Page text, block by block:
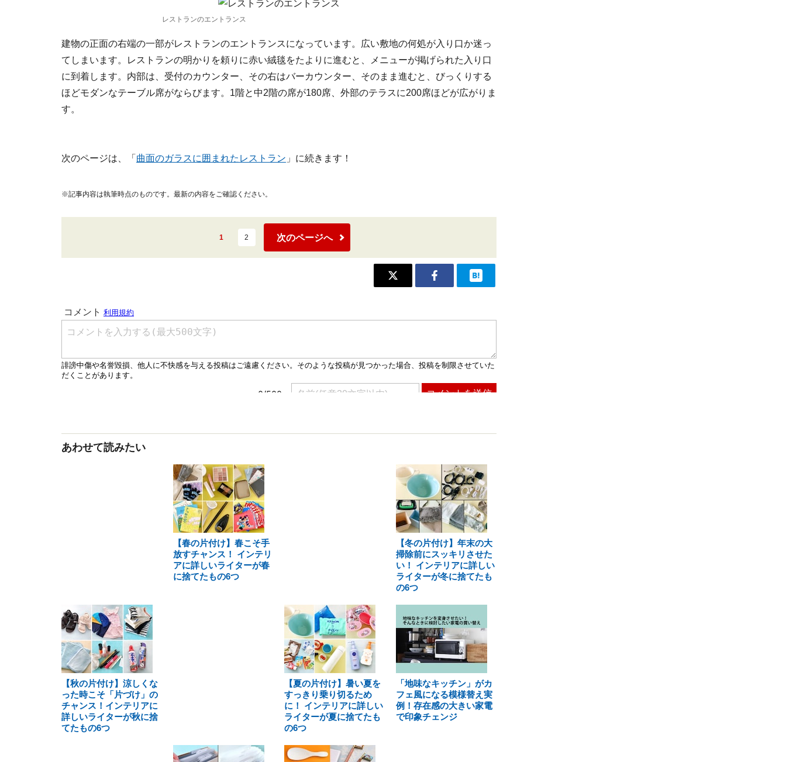
レストランのエントランス
建物の正面の右端の一部がレストランのエントランスになっています。広い敷地の何処が入り口か迷っ
てしまいます。レストランの明かりを頼りに赤い絨毯をたよりに進むと、メニューが掲げられた入り口
に到着します。内部は、受付のカウンター、その右はバーカウンター、そのまま進むと、びっくりする
ほどモダンなテーブル席がならびます。1階と中2階の席が180席、外部のテラスに200席ほどが広がりま
す。
次のページは、「 曲面のガラスに囲まれたレストラン 」に続きます！
※記事内容は執筆時点のものです。最新の内容をご確認ください。
1 2 次のページへ
あわせて読みたい
【春の片付け】春こそ手
放すチャンス！ インテリ
アに詳しいライターが春
に捨てたもの6つ
【冬の片付け】年末の大
掃除前にスッキリさせた
い！ インテリアに詳しい
ライターが冬に捨てたも
の6つ
【秋の片付け】涼しくな
った時こそ「片づけ」の
チャンス！インテリアに
詳しいライターが秋に捨
てたもの6つ
【夏の片付け】暑い夏を
すっきり乗り切るため
に！ インテリアに詳しい
ライターが夏に捨てたも
の6つ
「地味なキッチン」がカ
フェ風になる模様替え実
例！存在感の大きい家電
で印象チェンジ